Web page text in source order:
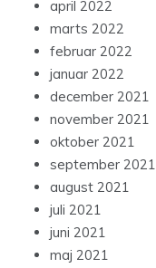
april 2022
marts 2022
februar 2022
januar 2022
december 2021
november 2021
oktober 2021
september 2021
august 2021
juli 2021
juni 2021
maj 2021